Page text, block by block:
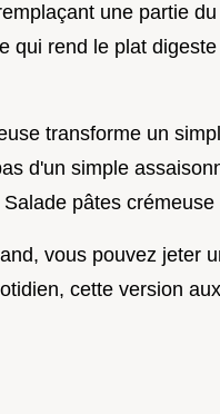
une partie
qui rend le plat
transforme un
d'un simple
pâtes crémeuse
vous pouvez jeter
cette version